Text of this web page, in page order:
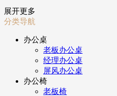
展开更多
分类导航
办公桌
老板办公桌
经理办公桌
屏风办公桌
办公椅
老板椅